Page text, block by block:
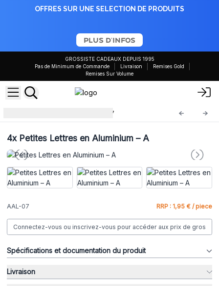
OFFRES SUR UNE SELECTION DE PRODUITS
PLUS D'INFOS
GROSSISTE CADEAUX DEPUIS 1995
Pas de Minimum de Commande
Livraison
Remises Gold
Remises Sur Volume
AAL-07
4xPetites Lettres en Aluminium – A
AAL-07 RRP : 1,95 € / piece
Connectez-vous ou inscrivez-vous pour accéder aux prix de gros
Spécifications et documentation du produit
Livraison